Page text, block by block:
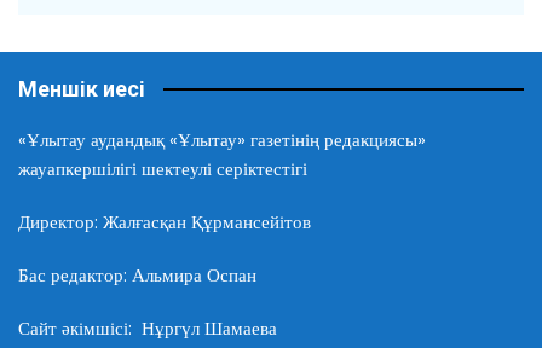
Меншік иесі
«Ұлытау аудандық «Ұлытау» газетінің редакциясы»
жауапкершілігі шектеулі серіктестігі
Директор: Жалғасқан Құрмансейітов
Бас редактор: Альмира Оспан
Сайт әкімшісі: Нұргүл Шамаева